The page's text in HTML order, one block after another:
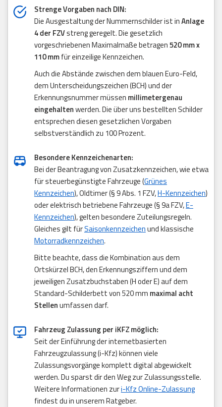
Strenge Vorgaben nach DIN:
Die Ausgestaltung der Nummernschilder ist inAnlage
4 der FZVstreng geregelt. Die gesetzlich
vorgeschriebenen Maximalmaße betragen520 mm x
110 mmfür einzeilige Kennzeichen.
Auch die Abstände zwischen dem blauen Euro-Feld,
dem Unterscheidungszeichen (BCH) und der
Erkennungsnummer müssen millimetergenau
eingehaltenwerden. Die über uns bestellten Schilder
entsprechen diesen gesetzlichen Vorgaben
selbstverständlich zu 100 Prozent.
Besondere Kennzeichenarten:
Bei der Beantragung von Zusatzkennzeichen, wie etwa
für steuerbegünstigte Fahrzeuge (Grünes
Kennzeichen), Oldtimer (§ 9 Abs. 1 FZV,H-Kennzeichen)
oder elektrisch betriebene Fahrzeuge (§ 9a FZV,E-
Kennzeichen), gelten besondere Zuteilungsregeln.
Gleiches gilt fürSaisonkennzeichenund klassische
Motorradkennzeichen.
Bitte beachte, dass die Kombination aus dem
Ortskürzel BCH, den Erkennungsziffern und dem
jeweiligen Zusatzbuchstaben (H oder E) auf dem
Standard-Schilderbett von 520 mm maximal acht
Stellenumfassen darf.
Fahrzeug Zulassung per iKFZ möglich:
Seit der Einführung der internetbasierten
Fahrzeugzulassung (i-Kfz) können viele
Zulassungsvorgänge komplett digital abgewickelt
werden. Du sparst dir den Weg zur Zulassungsstelle.
Weitere Informationen zuri-Kfz Online-Zulassung
findest du in unserem Ratgeber.